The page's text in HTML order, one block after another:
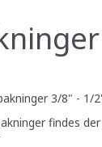
3/8" - 1/
findes